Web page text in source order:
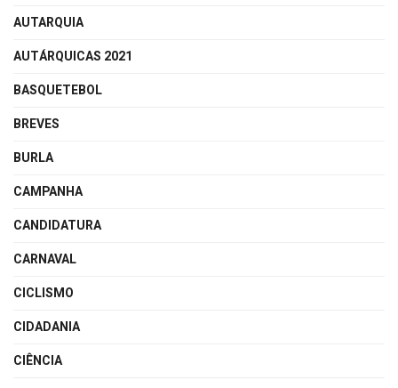
AUTARQUIA
AUTÁRQUICAS 2021
BASQUETEBOL
BREVES
BURLA
CAMPANHA
CANDIDATURA
CARNAVAL
CICLISMO
CIDADANIA
CIÊNCIA